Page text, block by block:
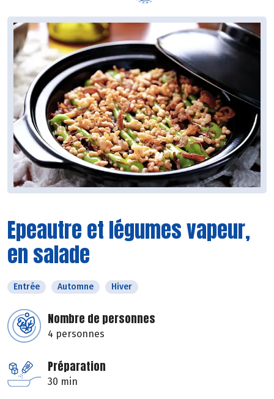
Epeautre et légumes vapeur,
en salade
Entrée Automne Hiver
Nombre de personnes
4 personnes
Préparation
30 min